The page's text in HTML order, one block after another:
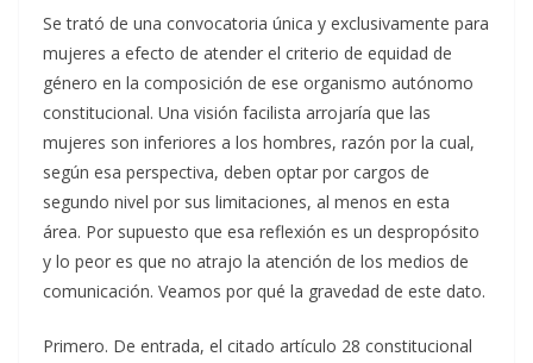
Se trató de una convocatoria única y exclusivamente para
mujeres a efecto de atender el criterio de equidad de
género en la composición de ese organismo autónomo
constitucional. Una visión facilista arrojaría que las
mujeres son inferiores a los hombres, razón por la cual,
según esa perspectiva, deben optar por cargos de
segundo nivel por sus limitaciones, al menos en esta
área. Por supuesto que esa reflexión es un despropósito
y lo peor es que no atrajo la atención de los medios de
comunicación. Veamos por qué la gravedad de este dato.
Primero. De entrada, el citado artículo 28 constitucional